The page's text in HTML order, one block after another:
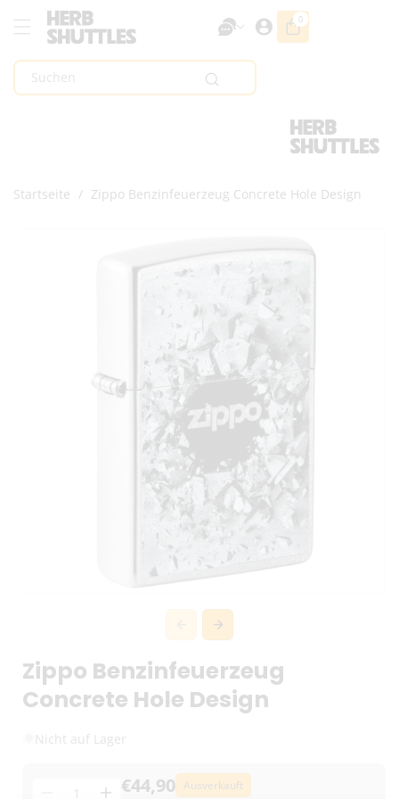
Springen
Suchen
0
0
Artikel
Startseite / Zippo Benzinfeuerzeug Concrete Hole Design
Zippo Benzinfeuerzeug
Concrete Hole Design
Nicht auf Lager
€44,90 Ausverkauft